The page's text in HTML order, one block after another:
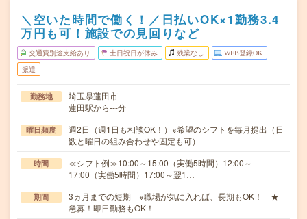
＼空いた時間で働く！／日払いOK×1勤務3.4
万円も可！施設での見回りなど
交通費別途支給あり 土日祝日が休み 残業なし WEB登録OK
派遣
勤務地
埼玉県蓮田市
蓮田駅から---分
曜日頻度
週2日（週1日も相談OK！）※希望のシフトを毎月提出（日
数と曜日の組み合わせや固定も可）
時間
≪シフト例≫10:00～15:00（実働5時間）12:00～
17:00（実働5時間）17:00～翌1…
期間
3ヵ月までの短期 ※職場が気に入れば、長期もOK！ ★
急募！即日勤務もOK！